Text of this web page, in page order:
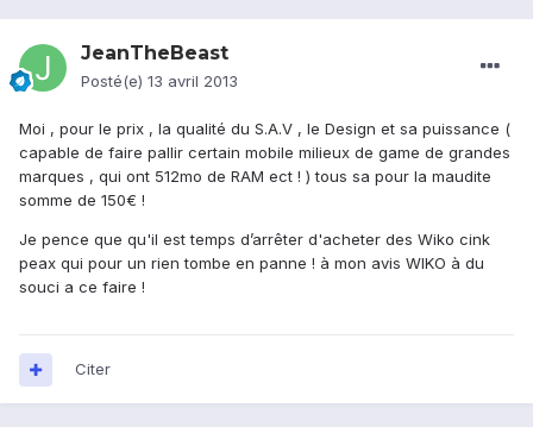
JeanTheBeast
Posté(e) 13 avril 2013
Moi , pour le prix , la qualité du S.A.V , le Design et sa puissance (
capable de faire pallir certain mobile milieux de game de grandes
marques , qui ont 512mo de RAM ect ! ) tous sa pour la maudite
somme de 150€ !
Je pence que qu'il est temps d’arrêter d'acheter des Wiko cink
peax qui pour un rien tombe en panne ! à mon avis WIKO à du
souci a ce faire !
Citer